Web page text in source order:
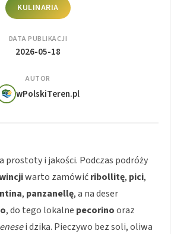
KULINARIA
DATA PUBLIKACJI
2026-05-18
AUTOR
wPolskiTeren.pl
prostoty i jakości. Podczas podróży
warto zamówićribollitę, pici,
, panzanellę, a na deser
, do tego lokalne pecorinooraz
i dzika. Pieczywo bez soli, oliwa